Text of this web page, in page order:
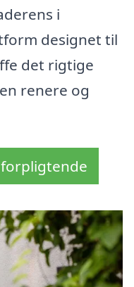
i
designet til
det rigtige
renere og